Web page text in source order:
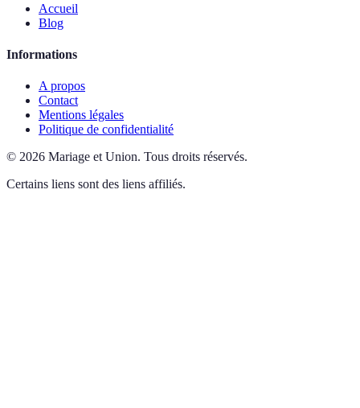
Accueil
Blog
Informations
A propos
Contact
Mentions légales
Politique de confidentialité
© 2026 Mariage et Union. Tous droits réservés.
Certains liens sont des liens affiliés.